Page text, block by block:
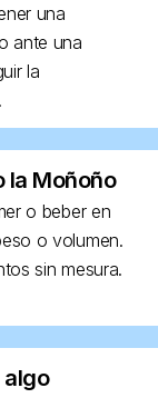
una
ante una
la
la Moñoño
o beber en
o volumen.
sin mesura.